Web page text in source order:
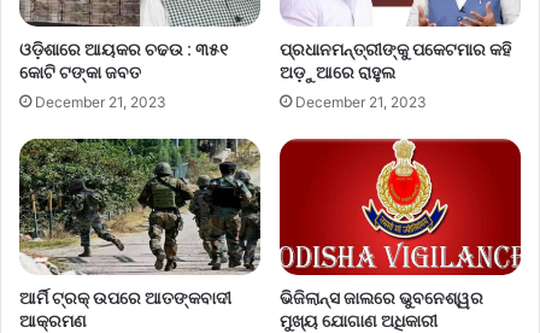
ଓଡ଼ିଶାରେ ଆୟକର ଚଢଉ : ୩୫୧
କୋଟି ଟଙ୍କା ଜବତ
December 21, 2023
ପ୍ରଧାନମନ୍ତ୍ରୀଙ୍କୁ ପକେଟମାର କହି
ଅଡ଼ୁଆରେ ରାହୁଲ
December 21, 2023
ଆର୍ମି ଟ୍ରକ୍ ଉପରେ ଆତଙ୍କବାଦୀ
ଆକ୍ରମଣ
ଭିଜିଲାନ୍ସ ଜାଲରେ ଭୁବନେଶ୍ୱର
ମୁଖ୍ୟ ଯୋଗାଣ ଅଧିକାରୀ